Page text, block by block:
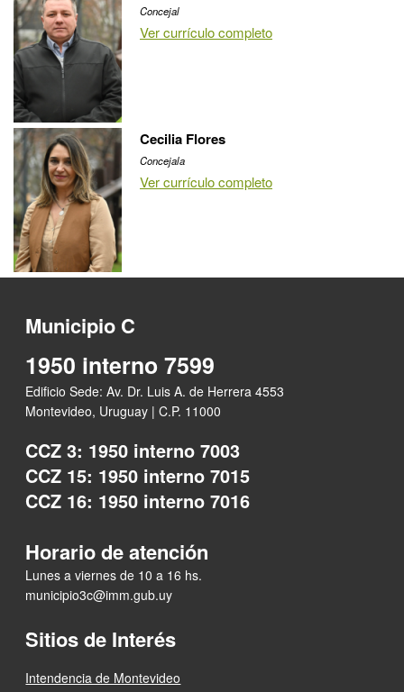
Concejal
Ver currículo completo
Cecilia Flores
Concejala
Ver currículo completo
Municipio C
1950 interno 7599
Edificio Sede: Av. Dr. Luis A. de Herrera 4553
Montevideo, Uruguay | C.P. 11000
CCZ 3: 1950 interno 7003
CCZ 15: 1950 interno 7015
CCZ 16: 1950 interno 7016
Horario de atención
Lunes a viernes de 10 a 16 hs.
municipio3c@imm.gub.uy
Sitios de Interés
Intendencia de Montevideo